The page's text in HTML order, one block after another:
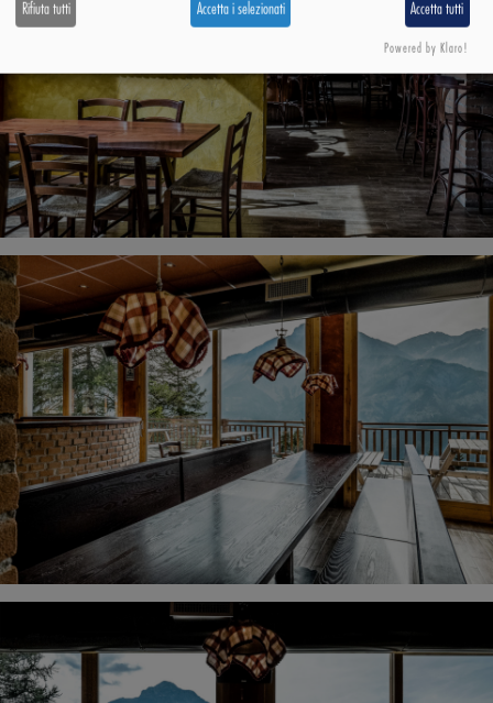
Rifiuta tutti Accetta i selezionati Accetta tutti
Powered by Klaro!